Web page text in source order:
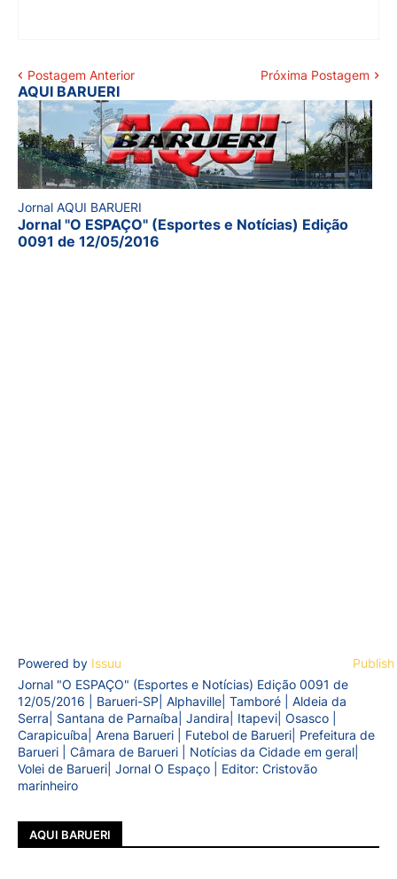
Postagem Anterior Próxima Postagem
AQUI BARUERI
Jornal AQUI BARUERI
Jornal "O ESPAÇO" (Esportes e Notícias) Edição
0091 de 12/05/2016
Powered by Issuu
Jornal "O ESPAÇO" (Esportes e Notícias) Edição 0091 de
12/05/2016 | Barueri-SP| Alphaville| Tamboré | Aldeia da
Serra| Santana de Parnaíba| Jandira| Itapevi| Osasco |
Carapicuíba| Arena Barueri | Futebol de Barueri| Prefeitura de
Barueri | Câmara de Barueri | Notícias da Cidade em geral|
Volei de Barueri| Jornal O Espaço | Editor: Cristovão
marinheiro
AQUI BARUERI